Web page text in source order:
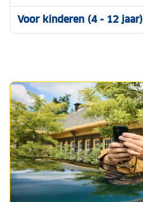
Voor kinderen (4 - 12 jaar)